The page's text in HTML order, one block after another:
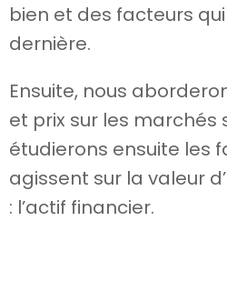
bien et des facteurs
dernière.
Ensuite, nous
et prix sur les marchés
étudierons ensuite les
agissent sur la valeur
: l’actif financier.